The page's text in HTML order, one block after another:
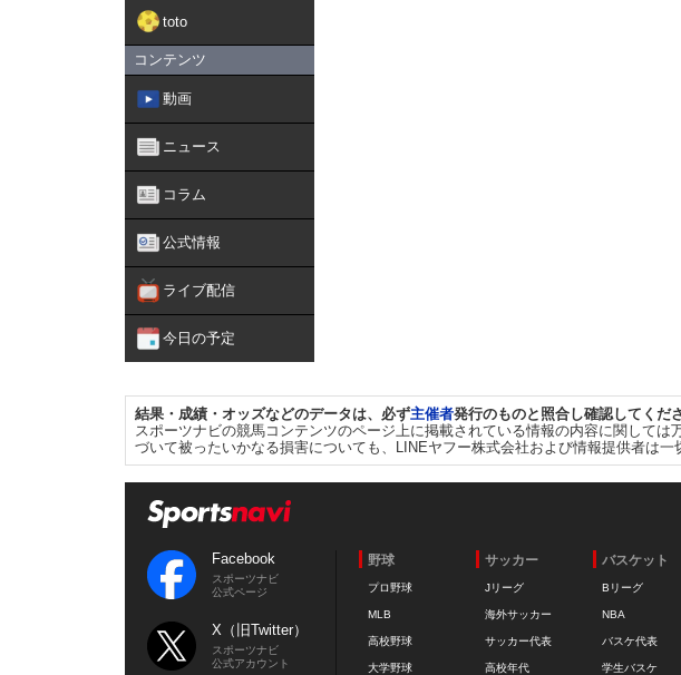
toto
コンテンツ
動画
ニュース
コラム
公式情報
ライブ配信
今日の予定
結果・成績・オッズなどのデータは、必ず主催者発行のものと照合し確認してくださ
スポーツナビの競馬コンテンツのページ上に掲載されている情報の内容に関して
づいて被ったいかなる損害についても、LINEヤフー株式会社および情報提供者は一
Facebook
スポーツナビ
公式ページ
X（旧Twitter）
スポーツナビ
公式アカウント
野球
プロ野球
MLB
高校野球
大学野球
サッカー
Jリーグ
海外サッカー
サッカー代表
高校年代
バスケット
Bリーグ
NBA
バスケ代表
学生バスケ